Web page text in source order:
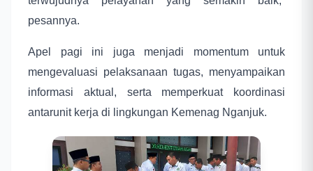
pesannya.
Apel pagi ini juga menjadi momentum untuk
mengevaluasi pelaksanaan tugas, menyampaikan
informasi aktual, serta memperkuat koordinasi
antarunit kerja di lingkungan Kemenag Nganjuk.